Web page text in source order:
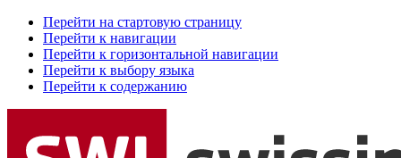
Перейти на стартовую страницу
Перейти к навигации
Перейти к горизонтальной навигации
Перейти к выбору языка
Перейти к содержанию